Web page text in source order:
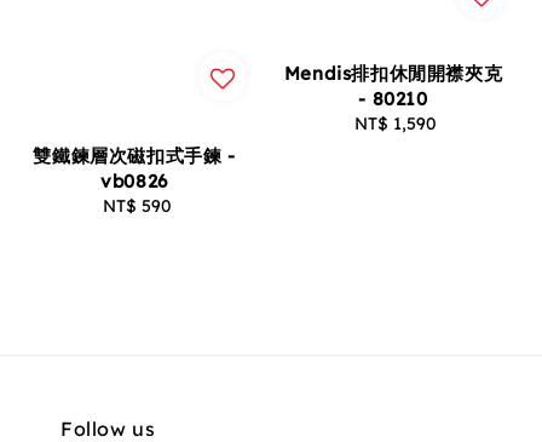
雙鐵鍊層次磁扣式手鍊 -
vb0826
Regular
NT$ 590
Mendis排扣休閒開襟夾克
- 80210
Regular
NT$ 1,590
Follow us